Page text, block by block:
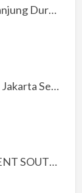
Kos wanita murah Tanjung Duren Jakarta Barat
Kost MRT Haji Nawi Jakarta Selatan
SERVICE APARTMENT SOUTH RESIDENCE